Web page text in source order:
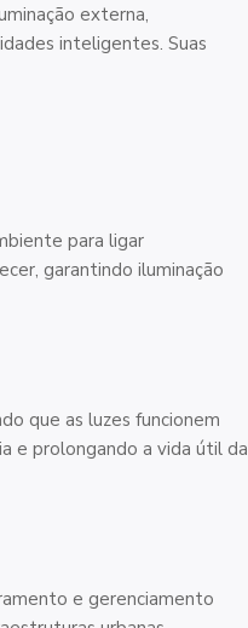
externa,
inteligentes. Suas
para ligar
garantindo iluminação
que as luzes funcionem
e prolongando a vida útil da
e gerenciamento